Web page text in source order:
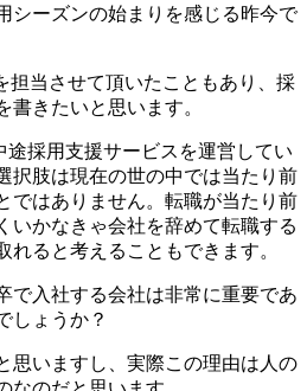
シーズンの始まりを感じる昨今で
担当させて頂いたこともあり、採
書きたいと思います。
採用支援サービスを運営してい
択肢は現在の世の中では当たり前
ではありません。転職が当たり前
いかなきゃ会社を辞めて転職する
ると考えることもできます。
で入社する会社は非常に重要であ
しょうか？
思いますし、実際この理由は人の